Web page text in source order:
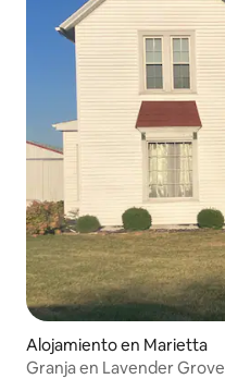
Alojamiento en Marietta
Granja en Lavender Grove